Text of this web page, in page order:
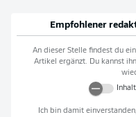
Empfohlener
An dieser Stelle findest du
Artikel ergänzt. Du kannst
Ich bin damit